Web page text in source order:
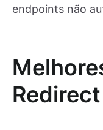
endpoints não